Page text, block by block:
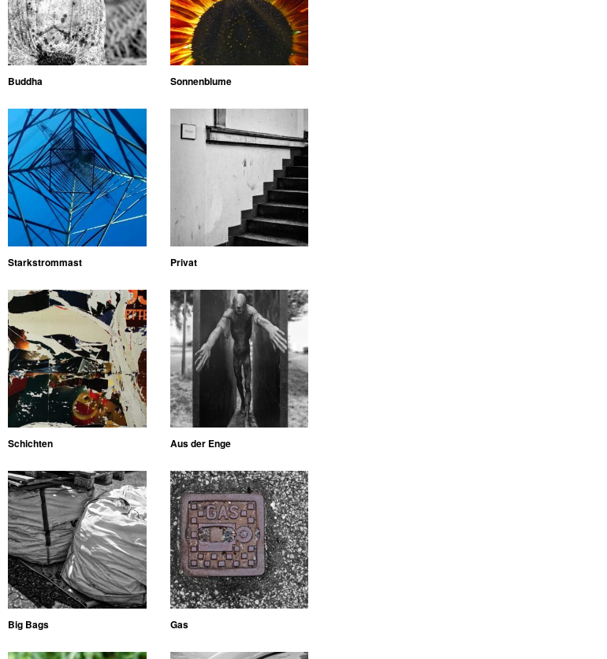
Buddha Sonnenblume
Starkstrommast Privat
Schichten Aus der Enge
Big Bags Gas